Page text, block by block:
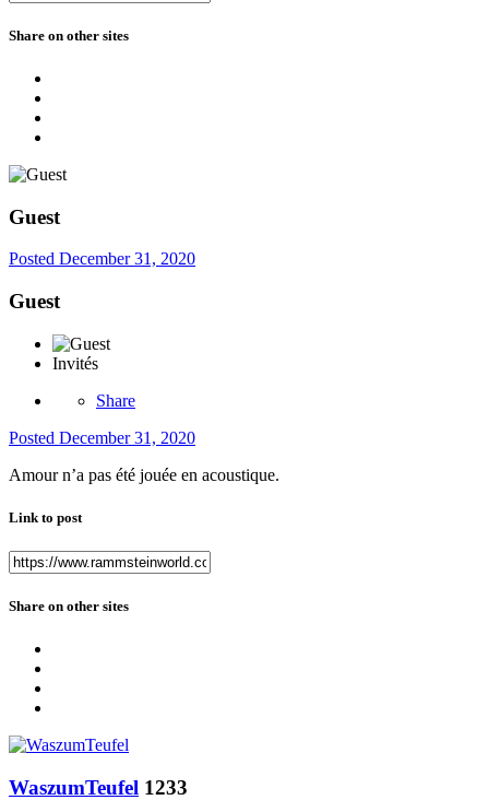
Share on other sites
Guest
Posted December 31, 2020
Guest
Invités
Share
Posted December 31, 2020
Amour n’a pas été jouée en acoustique.
Link to post
Share on other sites
WaszumTeufel 1233